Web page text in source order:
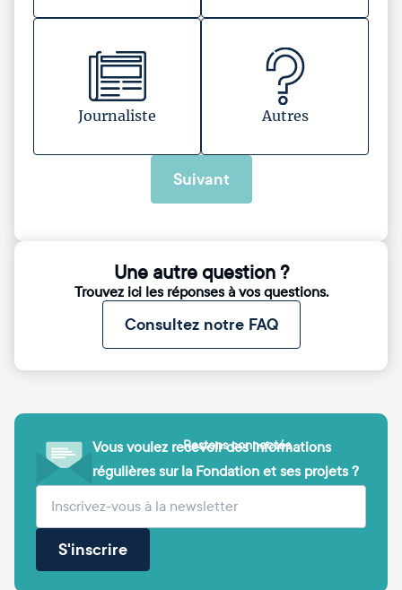
Journaliste Autres
Suivant
Une autre question ?
Trouvez ici les réponses à vos questions.
Consultez notre FAQ
Vous voulez recevoir des informations
régulières sur la Fondation et ses projets ?
Votre adresse e-mail (obligatoire)
S'inscrire
Restons connectés